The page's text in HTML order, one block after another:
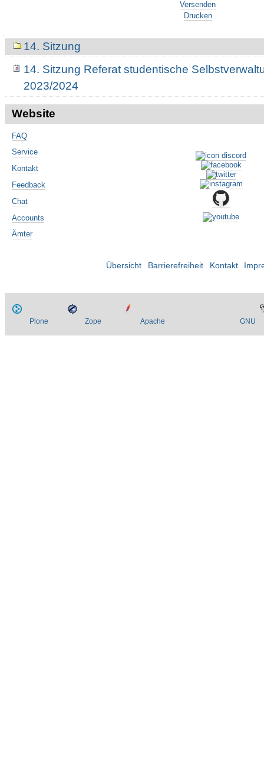
Versenden
Drucken
Navigation14. Sitzung
14. Sitzung Referat studentische
2023/2024
Website
FAQ
Service
Kontakt
Feedback
Chat
Accounts
Ämter
Übersicht Barrierefreiheit Kontakt
Plone Zope Apache GNU